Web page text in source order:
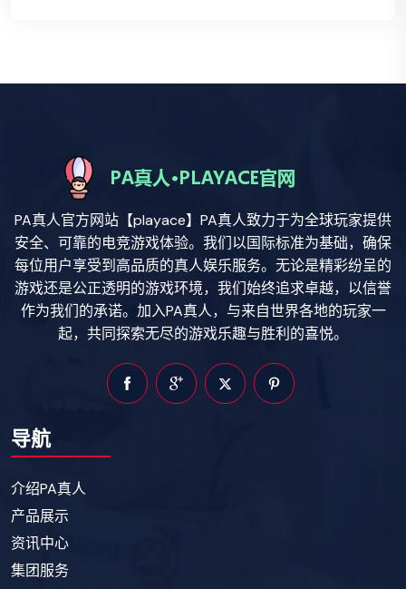
PA真人官方网站【playace】PA真人致力于为全球玩家提供
安全、可靠的电竞游戏体验。我们以国际标准为基础，确保
每位用户享受到高品质的真人娱乐服务。无论是精彩纷呈的
游戏还是公正透明的游戏环境，我们始终追求卓越，以信誉
作为我们的承诺。加入PA真人，与来自世界各地的玩家一
起，共同探索无尽的游戏乐趣与胜利的喜悦。
导航
介绍PA真人
产品展示
资讯中心
集团服务